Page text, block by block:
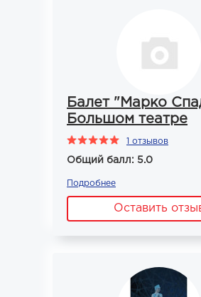
Балет "Марко
Большом театре
1 отзывов
Общий балл: 5.0
Подробнее
Оставить